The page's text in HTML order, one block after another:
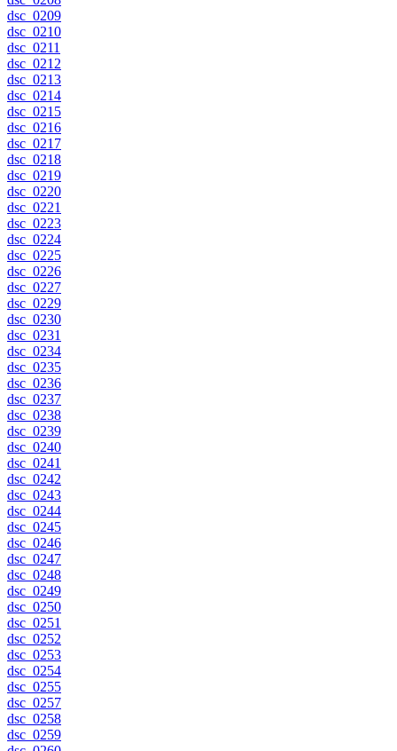
dsc_0209
dsc_0210
dsc_0211
dsc_0212
dsc_0213
dsc_0214
dsc_0215
dsc_0216
dsc_0217
dsc_0218
dsc_0219
dsc_0220
dsc_0221
dsc_0223
dsc_0224
dsc_0225
dsc_0226
dsc_0227
dsc_0229
dsc_0230
dsc_0231
dsc_0234
dsc_0235
dsc_0236
dsc_0237
dsc_0238
dsc_0239
dsc_0240
dsc_0241
dsc_0242
dsc_0243
dsc_0244
dsc_0245
dsc_0246
dsc_0247
dsc_0248
dsc_0249
dsc_0250
dsc_0251
dsc_0252
dsc_0253
dsc_0254
dsc_0255
dsc_0257
dsc_0258
dsc_0259